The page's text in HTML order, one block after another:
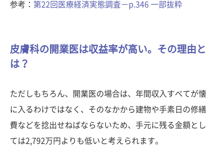
参考： 第22回医療経済実態調査－p.346 一部抜粋
皮膚科の開業医は収益率が高い。その理由と
は？
ただしもちろん、開業医の場合は、年間収入すべてが懐
に入るわけではなく、そのなかから建物や手素日の修繕
費などを捻出せねばならないため、手元に残る金額とし
ては2,792万円よりも低いと考えられます。